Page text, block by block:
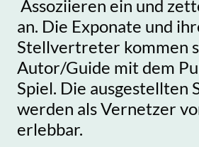
Assoziieren ein und
an. Die Exponate und
Stellvertreter kommen
Autor/Guide mit dem
Spiel. Die ausgestellten
werden als Vernetzer
erlebbar.